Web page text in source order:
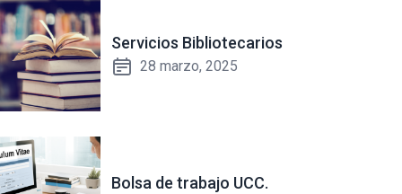
Servicios Bibliotecarios
28 marzo, 2025
Bolsa de trabajo UCC.